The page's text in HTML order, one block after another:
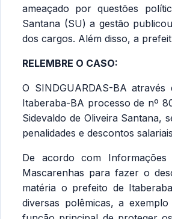
ameaçado por questões
Santana (SU) a gestão
dos cargos. Além disso, a
RELEMBRE O CASO:
O SINDGUARDAS-BA
Itaberaba-BA processo de nº
Sidevaldo de Oliveira Santana,
penalidades e descontos
De acordo com
Mascarenhas para fazer o
matéria o prefeito de
diversas polêmicas, a